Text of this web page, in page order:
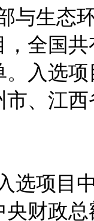
生态
全国
入选
、江
项目
财政